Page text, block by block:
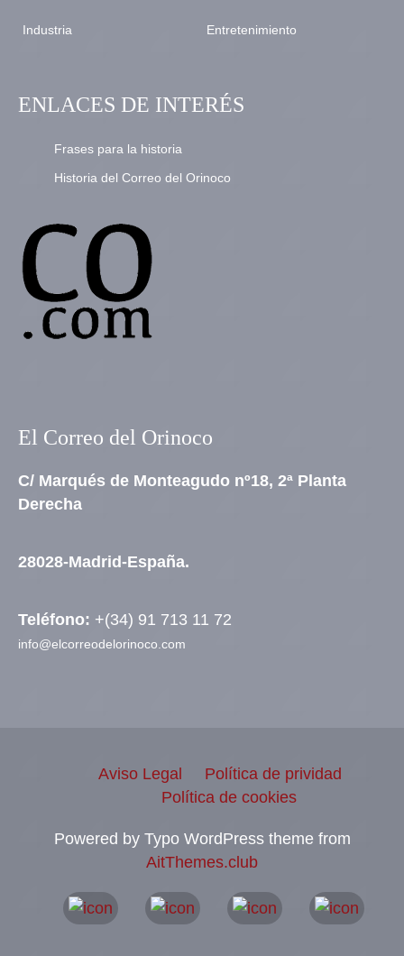
Industria Entretenimiento
ENLACES DE INTERÉS
Frases para la historia
Historia del Correo del Orinoco
El Correo del Orinoco
C/ Marqués de Monteagudo nº18, 2ª Planta
Derecha
28028-Madrid-España.
Teléfono: +(34) 91 713 11 72
info@elcorreodelorinoco.com
Aviso Legal
Política de prividad
Política de cookies
Powered by Typo WordPress theme from
AitThemes.club